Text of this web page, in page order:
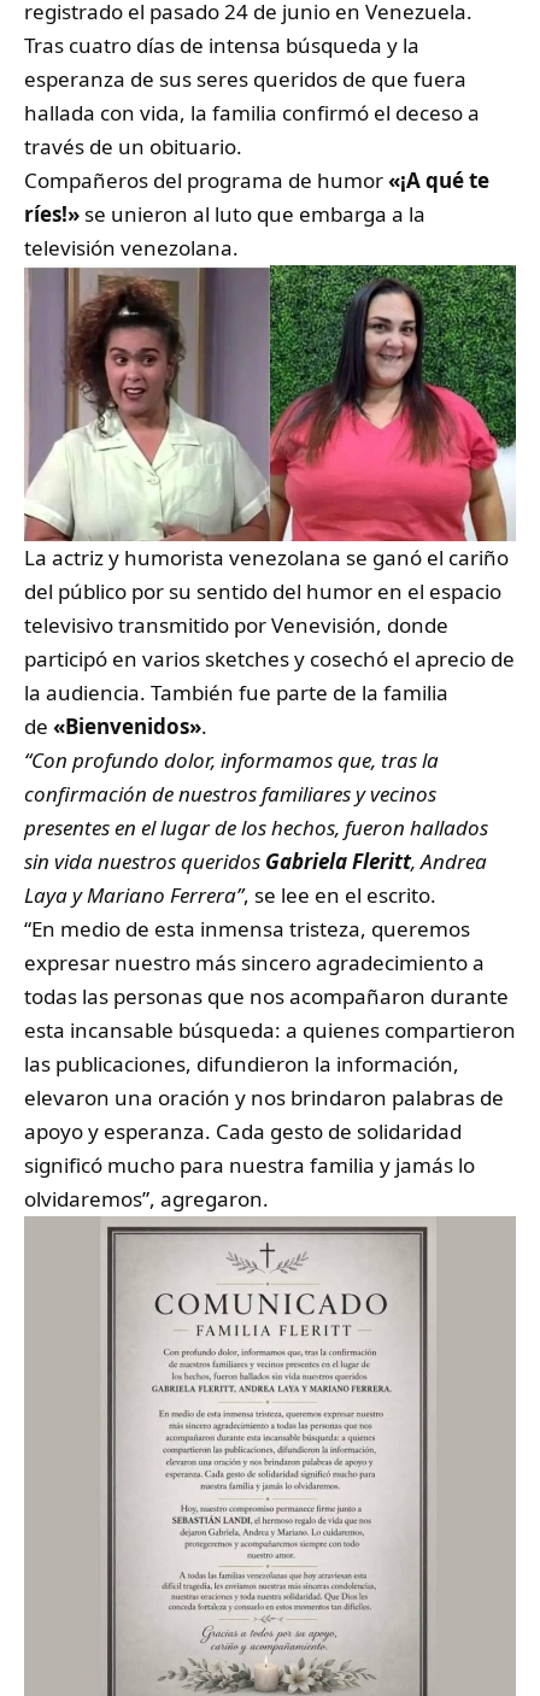
registrado el pasado 24 de junio en Venezuela.
Tras cuatro días de intensa búsqueda y la
esperanza de sus seres queridos de que fuera
hallada con vida, la familia confirmó el deceso a
través de un obituario.
Compañeros del programa de humor«¡A qué te
ríes!» se unieron al luto que embarga a la
televisión venezolana.
La actriz y humorista venezolana se ganó el cariño
del público por su sentido del humor en el espacio
televisivo transmitido por Venevisión, donde
participó en varios sketches y cosechó el aprecio de
la audiencia. También fue parte de la familia
de «Bienvenidos».
“Con profundo dolor, informamos que, tras la
confirmación de nuestros familiares y vecinos
presentes en el lugar de los hechos, fueron hallados
sin vida nuestros queridos Gabriela Fleritt, Andrea
Laya y Mariano Ferrera”, se lee en el escrito.
“En medio de esta inmensa tristeza, queremos
expresar nuestro más sincero agradecimiento a
todas las personas que nos acompañaron durante
esta incansable búsqueda: a quienes compartieron
las publicaciones, difundieron la información,
elevaron una oración y nos brindaron palabras de
apoyo y esperanza. Cada gesto de solidaridad
significó mucho para nuestra familia y jamás lo
olvidaremos”, agregaron.